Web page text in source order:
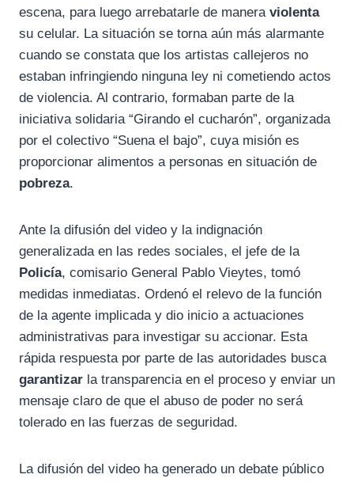
escena, para luego arrebatarle de manera violenta
su celular. La situación se torna aún más alarmante
cuando se constata que los artistas callejeros no
estaban infringiendo ninguna ley ni cometiendo actos
de violencia. Al contrario, formaban parte de la
iniciativa solidaria “Girando el cucharón”, organizada
por el colectivo “Suena el bajo”, cuya misión es
proporcionar alimentos a personas en situación de
pobreza.
Ante la difusión del video y la indignación
generalizada en las redes sociales, el jefe de la
Policía, comisario General Pablo Vieytes, tomó
medidas inmediatas. Ordenó el relevo de la función
de la agente implicada y dio inicio a actuaciones
administrativas para investigar su accionar. Esta
rápida respuesta por parte de las autoridades busca
garantizar la transparencia en el proceso y enviar un
mensaje claro de que el abuso de poder no será
tolerado en las fuerzas de seguridad.
La difusión del video ha generado un debate público